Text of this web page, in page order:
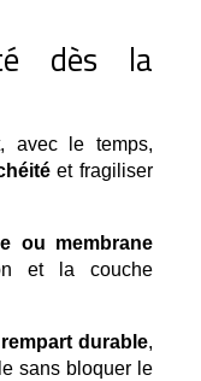
dès la
avec le temps,
et fragiliser
ou membrane
et la couche
rempart durable,
sans bloquer le